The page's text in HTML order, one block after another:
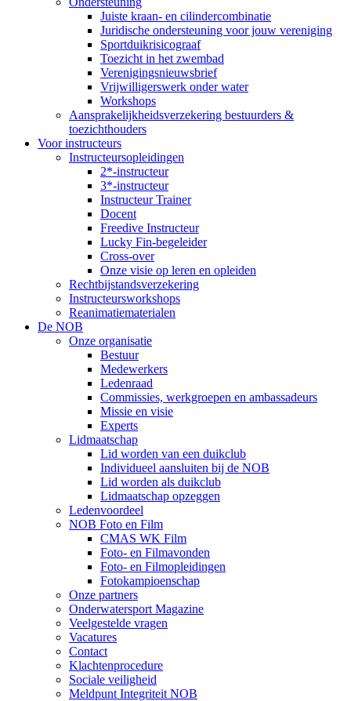
Juiste kraan- en cilindercombinatie
Juridische ondersteuning voor jouw vereniging
Sportduikrisicograaf
Toezicht in het zwembad
Verenigingsnieuwsbrief
Vrijwilligerswerk onder water
Workshops
Aansprakelijkheidsverzekering bestuurders &
toezichthouders
Voor instructeurs
Instructeursopleidingen
2*-instructeur
3*-instructeur
Instructeur Trainer
Docent
Freedive Instructeur
Lucky Fin-begeleider
Cross-over
Onze visie op leren en opleiden
Rechtbijstandsverzekering
Instructeursworkshops
Reanimatiematerialen
De NOB
Onze organisatie
Bestuur
Medewerkers
Ledenraad
Commissies, werkgroepen en ambassadeurs
Missie en visie
Experts
Lidmaatschap
Lid worden van een duikclub
Individueel aansluiten bij de NOB
Lid worden als duikclub
Lidmaatschap opzeggen
Ledenvoordeel
NOB Foto en Film
CMAS WK Film
Foto- en Filmavonden
Foto- en Filmopleidingen
Fotokampioenschap
Onze partners
Onderwatersport Magazine
Veelgestelde vragen
Vacatures
Contact
Klachtenprocedure
Sociale veiligheid
Meldpunt Integriteit NOB